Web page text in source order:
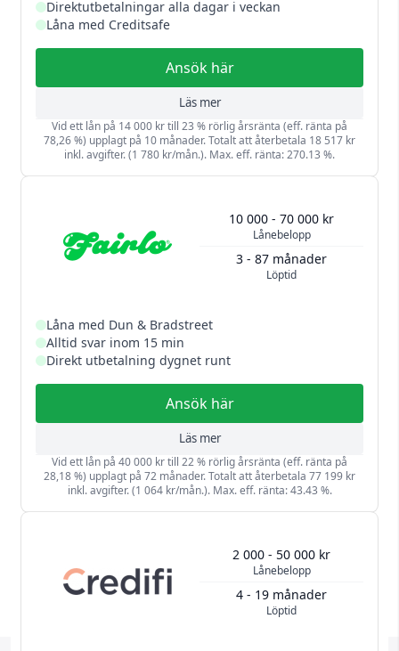
Direktutbetalningar alla dagar i veckan
Låna med Creditsafe
Ansök här
Läs mer
Vid ett lån på 14 000 kr till 23 % rörlig årsränta (eff. ränta på
78,26 %) upplagt på 10 månader. Totalt att återbetala 18 517 kr
inkl. avgifter. (1 780 kr/mån.). Max. eff. ränta: 270.13 %.
Lånebelopp
10 000 - 70 000 kr
Löptid
3 - 87 månader
Låna med Dun & Bradstreet
Alltid svar inom 15 min
Direkt utbetalning dygnet runt
Ansök här
Läs mer
Vid ett lån på 40 000 kr till 22 % rörlig årsränta (eff. ränta på
28,18 %) upplagt på 72 månader. Totalt att återbetala 77 199 kr
inkl. avgifter. (1 064 kr/mån.). Max. eff. ränta: 43.43 %.
Lånebelopp
2 000 - 50 000 kr
Löptid
4 - 19 månader